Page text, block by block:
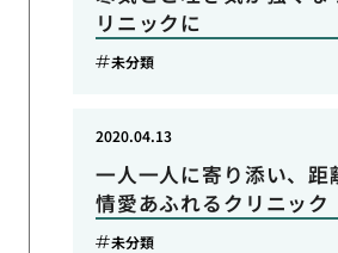
リニックに
未分類
一人一人に寄り添い、距
情愛あふれるクリニック
2020.04.13
未分類